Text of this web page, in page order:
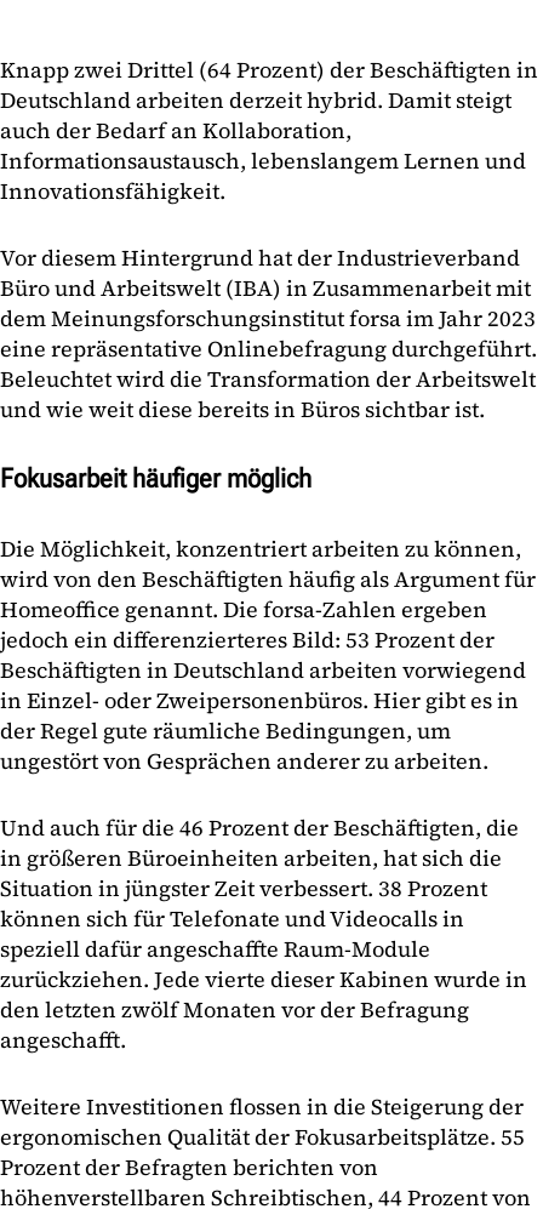
Knapp zwei Drittel (64 Prozent) der Beschäftigten in
Deutschland arbeiten derzeit hybrid. Damit steigt
auch der Bedarf an Kollaboration,
Informationsaustausch, lebenslangem Lernen und
Innovationsfähigkeit.
Vor diesem Hintergrund hat der Industrieverband
Büro und Arbeitswelt (IBA) in Zusammenarbeit mit
dem Meinungsforschungsinstitut forsa im Jahr 2023
eine repräsentative Onlinebefragung durchgeführt.
Beleuchtet wird die Transformation der Arbeitswelt
und wie weit diese bereits in Büros sichtbar ist.
Fokusarbeit häufiger möglich
Die Möglichkeit, konzentriert arbeiten zu können,
wird von den Beschäftigten häufig als Argument für
Homeoffice genannt. Die forsa-Zahlen ergeben
jedoch ein differenzierteres Bild: 53 Prozent der
Beschäftigten in Deutschland arbeiten vorwiegend
in Einzel- oder Zweipersonenbüros. Hier gibt es in
der Regel gute räumliche Bedingungen, um
ungestört von Gesprächen anderer zu arbeiten.
Und auch für die 46 Prozent der Beschäftigten, die
in größeren Büroeinheiten arbeiten, hat sich die
Situation in jüngster Zeit verbessert. 38 Prozent
können sich für Telefonate und Videocalls in
speziell dafür angeschaffte Raum-Module
zurückziehen. Jede vierte dieser Kabinen wurde in
den letzten zwölf Monaten vor der Befragung
angeschafft.
Weitere Investitionen flossen in die Steigerung der
ergonomischen Qualität der Fokusarbeitsplätze. 55
Prozent der Befragten berichten von
höhenverstellbaren Schreibtischen, 44 Prozent von